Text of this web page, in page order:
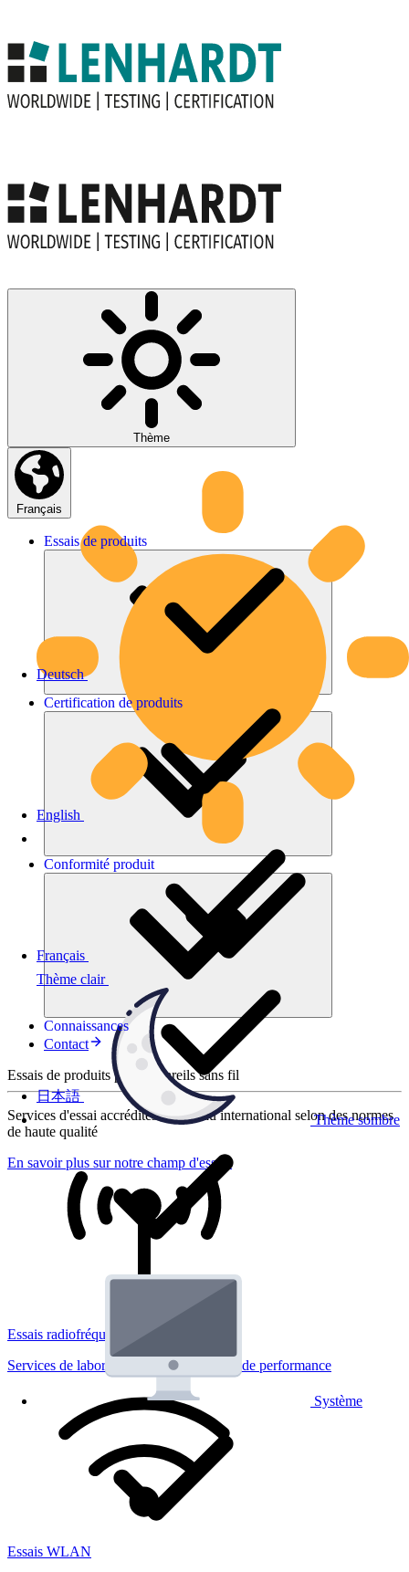
Thème
Thème clair
Thème sombre
Système
Français
Deutsch
English
Français
日本語
Essais de produits
Certification de produits
Conformité produit
Connaissances
Contact
Essais de produits pour appareils sans fil
Services d'essai accrédités au niveau international selon des normes
de haute qualité
En savoir plus sur notre champ d'essais
Essais radiofréquences
Services de laboratoire réglementaires et de performance
Essais WLAN